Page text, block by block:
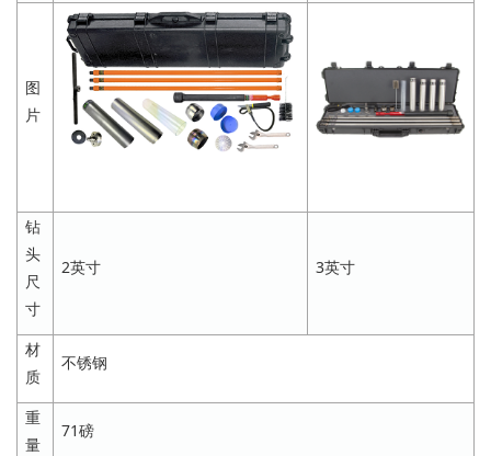
图
片
钻
头
尺
寸
2英寸 3英寸
材
质
不锈钢
重
量
71磅